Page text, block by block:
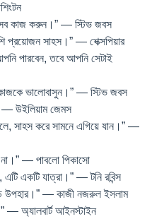
সব কাজ করুন।” — স্টিভ জবস
প্রয়োজন সাহস।” — শেক্সপিয়ার
পারবেন, তবে আপনি সেটাই
ভালোবাসুন।” — স্টিভ জবস
— উইলিয়াম জেমস
সাহস করে সামনে এগিয়ে যান।” —
না।” — পাবলো পিকাসো
একটি যাত্রা।” — টনি রবিন্স
উপহার।” — কাজী নজরুল ইসলাম
— অ্যালবার্ট আইনস্টাইন